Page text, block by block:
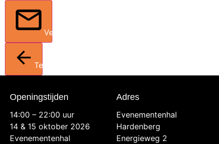
Verstuur
Terug
Openingstijden
14:00 – 22:00 uur
14 & 15 oktober 2026
Evenementenhal
Adres
Evenementenhal
Hardenberg
Energieweg 2